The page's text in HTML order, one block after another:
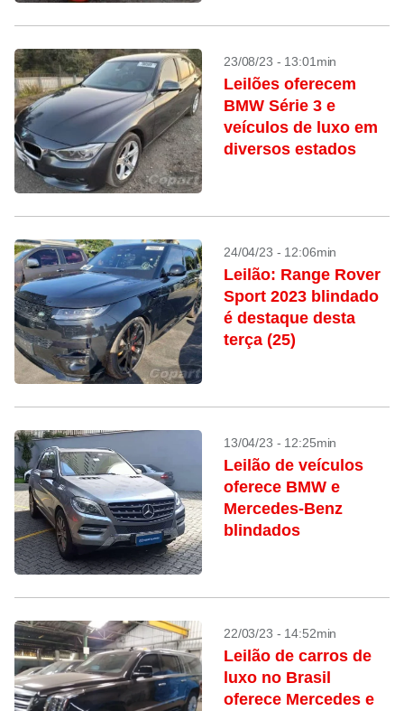
23/08/23 - 13:01min
Leilões oferecem
BMW Série 3 e
veículos de luxo em
diversos estados
24/04/23 - 12:06min
Leilão: Range Rover
Sport 2023 blindado
é destaque desta
terça (25)
13/04/23 - 12:25min
Leilão de veículos
oferece BMW e
Mercedes-Benz
blindados
22/03/23 - 14:52min
Leilão de carros de
luxo no Brasil
oferece Mercedes e